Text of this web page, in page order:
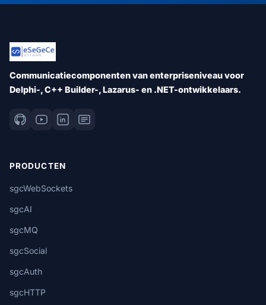
Communicatiecomponenten van enterpriseniveau voor
Delphi-, C++ Builder-, Lazarus- en .NET-ontwikkelaars.
PRODUCTEN
sgcWebSockets
sgcAI
sgcMQ
sgcSocial
sgcAuth
sgcHTTP